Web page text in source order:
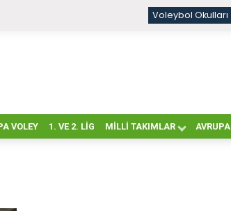
Voleybol Okulları
VOLEY 1. VE 2. LIG MILLI TAKIMLAR AVRUPA